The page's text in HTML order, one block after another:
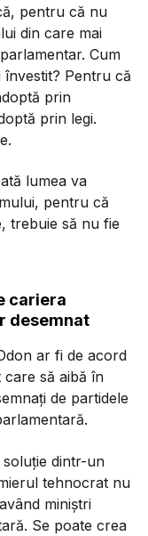
pentru că nu
din care mai
Cum
Pentru că
prin
prin legi.
lumea va
pentru că
trebuie să nu fie
cariera
desemnat
ar fi de acord
să aibă în
de partidele
dintr-un
tehnocrat nu
miniștri
Se poate crea